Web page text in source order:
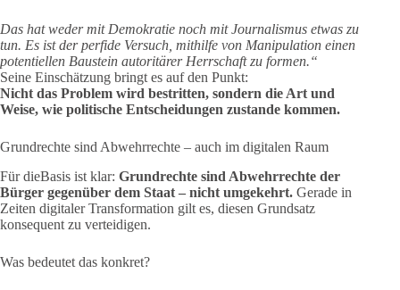
Das hat weder mit Demokratie noch mit Journalismus etwas zu
tun. Es ist der perfide Versuch, mithilfe von Manipulation einen
potentiellen Baustein autoritärer Herrschaft zu formen.“
Seine Einschätzung bringt es auf den Punkt:
Nicht das Problem wird bestritten, sondern die Art und
Weise, wie politische Entscheidungen zustande kommen.
Grundrechte sind Abwehrrechte – auch im digitalen Raum
Für dieBasis ist klar: Grundrechte sind Abwehrrechte der
Bürger gegenüber dem Staat – nicht umgekehrt. Gerade in
Zeiten digitaler Transformation gilt es, diesen Grundsatz
konsequent zu verteidigen.
Was bedeutet das konkret?